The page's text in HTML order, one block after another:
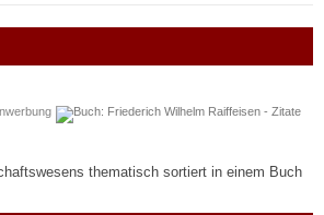
thematisch sortiert in einem Buch